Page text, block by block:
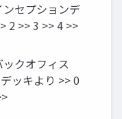
セプションデ
2 >> 3 >> 4 >>
クオフィス
ッキより >> 0